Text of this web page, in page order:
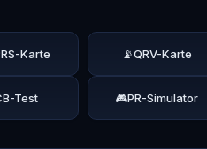
Karte 📡QRV-Karte
Test 🎮PR-Simulator